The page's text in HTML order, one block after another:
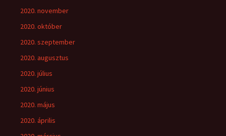
2020. november
2020. október
2020. szeptember
2020. augusztus
2020. július
2020. június
2020. május
2020. április